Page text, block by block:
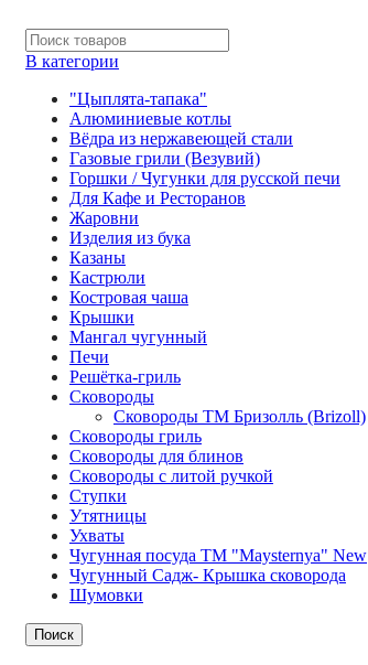
В категории
"Цыплята-тапака"
Алюминиевые котлы
Вёдра из нержавеющей стали
Газовые грили (Везувий)
Горшки / Чугунки для русской печи
Для Кафе и Ресторанов
Жаровни
Изделия из бука
Казаны
Кастрюли
Костровая чаша
Крышки
Мангал чугунный
Печи
Решётка-гриль
Сковороды
Сковороды ТМ Бризолль (Brizoll)
Сковороды гриль
Сковороды для блинов
Сковороды с литой ручкой
Ступки
Утятницы
Ухваты
Чугунная посуда TM "Maysternya" New
Чугунный Садж- Крышка сковорода
Шумовки
Поиск